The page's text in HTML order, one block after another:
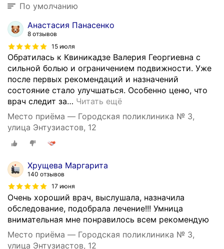
По умолчанию
Анастасия Панасенко
8 отзывов
15 июля
Обратилась к Квиникадзе Валерия Георгиевна с
сильной болью и ограничением подвижности. Уже
после первых рекомендаций и назначений
состояние стало улучшаться. Особенно ценю, что
врач следит за… Читать ещё
Место приёма — Городская поликлиника № 3,
улица Энтузиастов, 12
Хрущева Маргарита
140 отзывов
17 июня
Очень хороший врач, выслушала, назначила
обследование, подобрала лечение!!! Умница
внимательная мне понравилось всем рекомендую
Место приёма — Городская поликлиника № 3,
улица Энтузиастов, 12